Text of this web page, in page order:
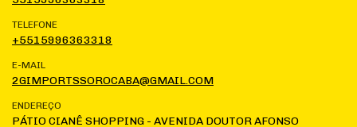
TELEFONE
+5515996363318
E-MAIL
2GIMPORTSSOROCABA@GMAIL.COM
ENDEREÇO
PÁTIO CIANÊ SHOPPING - AVENIDA DOUTOR AFONSO